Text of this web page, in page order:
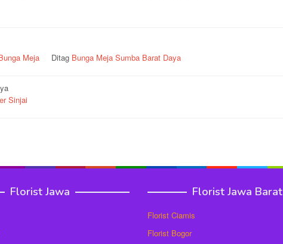
Meja Ditag Bunga Meja Sumba Barat Daya
Sinjai
Florist Jawa Florist Jawa Barat
Florist Ciamis
Florist Bogor